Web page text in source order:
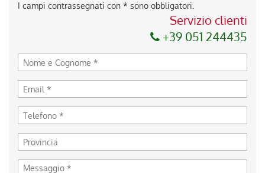
I campi contrassegnati con * sono obbligatori.
Servizio clienti
+39 051 244435